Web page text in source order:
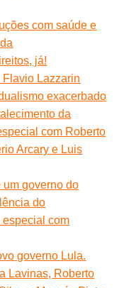
com saúde e
já!
Flavio Lazzarin
exacerbado
da
com Roberto
Arcary e Luis
governo do
do
especial com
governo Lula.
Lavinas, Roberto